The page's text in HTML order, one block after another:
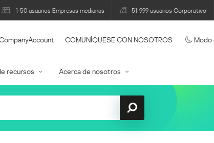
1-50 usuarios Empresas medianas 51-999 usuarios Corporativo
COMUNÍQUESE CON NOSOTROS Modo
recursos Acerca de nosotros